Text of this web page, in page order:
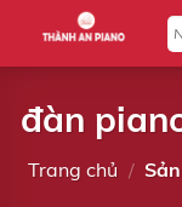
nội
dungđàn
Trang chủ /